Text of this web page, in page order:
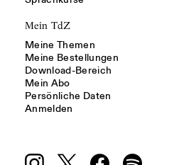
Mein TdZ
Meine Themen
Meine Bestellungen
Download-Bereich
Mein Abo
Persönliche Daten
Anmelden